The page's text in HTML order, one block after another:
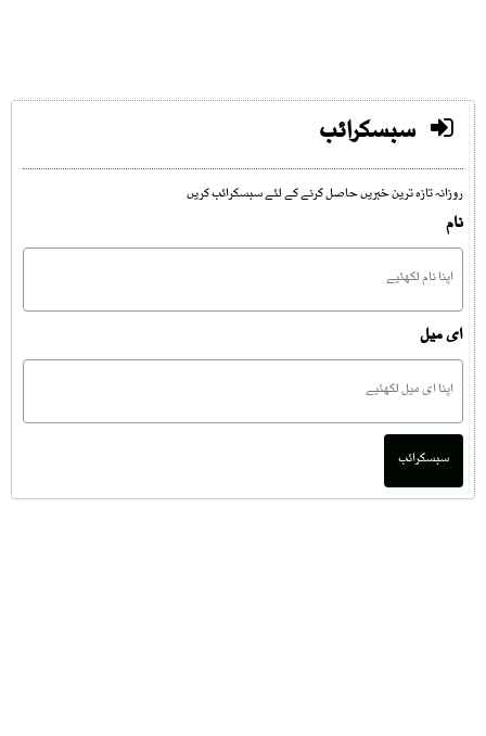
سبسکرائب
روزانہ تازہ ترین خبریں حاصل کرنے کے لئے سبسکرائب کریں
نام
ای میل
سبسکرائب